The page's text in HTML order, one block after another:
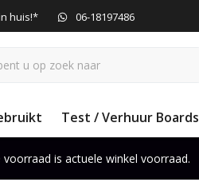
huis!* 06-18197486
Test / Verhuur Boards
voorraad is actuele winkel voorraad.